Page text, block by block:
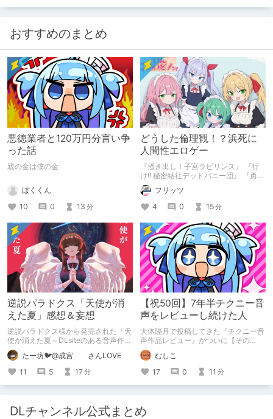
おすすめのまとめ
悪徳業者と120万円分言い争
った話
親の金は僕の金
ぼくくん
10
0 13 分
どうした倫理観！？浜死に
人間性エロゲー
『掻き出し！子宮ラビリンス』 『行
け!! 秘密結社デッドバニー団』 『勇者
ミアとツンツン猫サキュバス ~それで
も勇者はコロせない!~』 『めいどいん
めいど！』 本記事はねくすとテーマ
「人に薦めづらいけど好きな作
品」”ではない”です。 好きだったら人
に薦めるのは当たり前だよなぁ！？
フリッツ
4
0 15分
逆説パラドクス「天使が消
えた夏」感想＆妄想
逆説パラドクス様から発売された「天
使が消えた夏～DLsiteのある音声作品
について～」の感想です。 妄想も多
いです。たー坊🐦@成宮 さんLOVE
11
5 17分
【祝50回】7年半チクニー音
声をレビューし続けた人
大体隔月で投稿してきた『チクニー音
声作品レビュー』がついに【その
50】を迎えました！ 約7年半チクニー
し続け、おシコり報告をしてきただけ
ですけど記念は記念。 皆様への感謝
を伝えたり、これまでの投稿を振り返
ります。
むしこ
17
0 11 分
DLチャンネル公式まとめ